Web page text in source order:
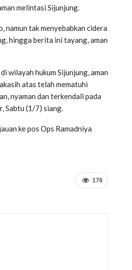
melintasi Sijunjung.
namun tak menyebabkan cidera
hingga berita ini tayang, aman
wilayah hukum Sijunjung, aman
atas telah mematuhi
nyaman dan terkendali pada
Sabtu (1/7) siang.
ke pos Ops Ramadniya
176